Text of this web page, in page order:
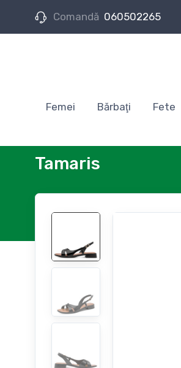
Comandă 060502265
Femei Bărbaţi Fete
Tamaris